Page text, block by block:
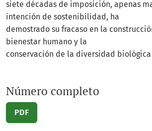
siete décadas de imposición, apenas
intención de sostenibilidad, ha
demostrado su fracaso en la
bienestar humano y la
conservación de la diversidad biológica
Número completo
PDF